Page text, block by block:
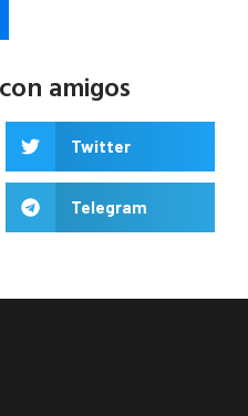
amigos
Twitter
Telegram